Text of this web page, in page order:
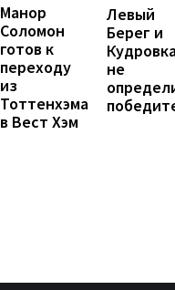
Манор
Соломон
готов к
переходу
из
Тоттенхэма
в Вест Хэм
Левый
Берег и
не